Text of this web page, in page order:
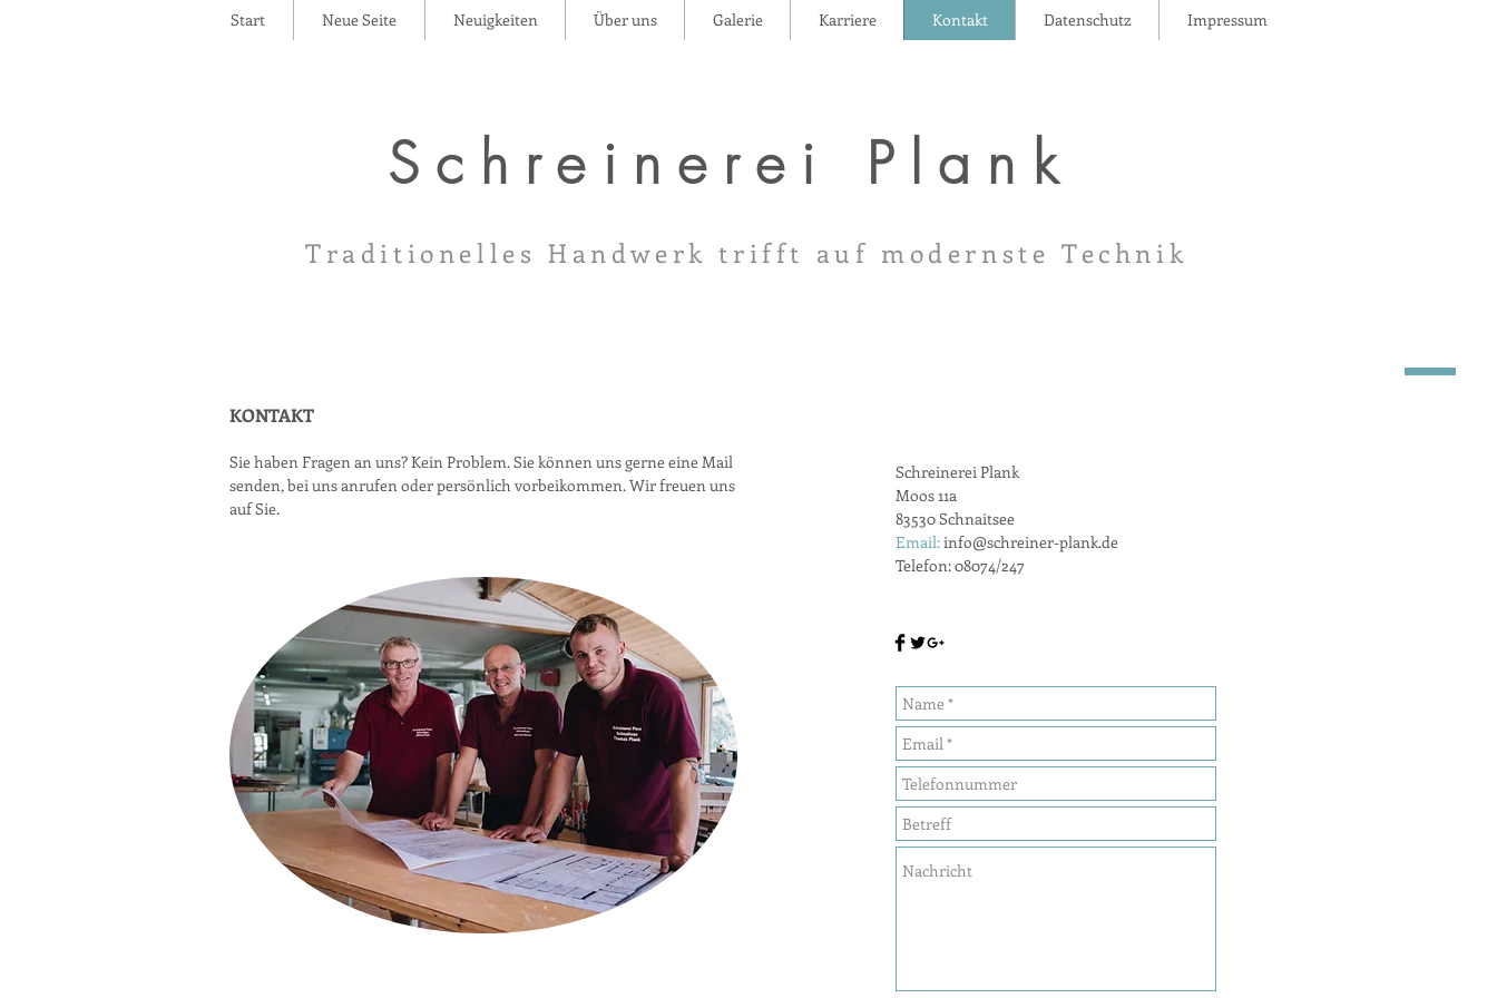
Start Neue Seite Neuigkeiten Über uns Galerie Karriere Kontakt Datenschutz Impressum
Schreinerei Plank
Traditionelles Handwerk trifft auf modernste Technik
KONTAKT
Sie haben Fragen an uns? Kein Problem. Sie können uns gerne eine Mail
senden, bei uns anrufen oder persönlich vorbeikommen. Wir freuen uns
auf Sie.
Schreinerei Plank
Moos 11a
83530 Schnaitsee
Email:info@schreiner-plank.de
Telefon: 08074/247